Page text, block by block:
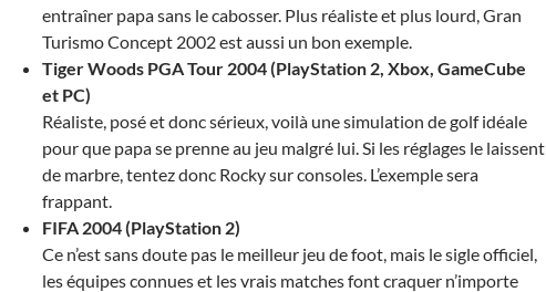
entraîner papa sans le cabosser. Plus réaliste et plus lourd, Gran
Turismo Concept 2002 est aussi un bon exemple.
Tiger Woods PGA Tour 2004 (PlayStation 2, Xbox, GameCube
et PC)
Réaliste, posé et donc sérieux, voilà une simulation de golf idéale
pour que papa se prenne au jeu malgré lui. Si les réglages le laissent
de marbre, tentez donc Rocky sur consoles. L’exemple sera
frappant.
FIFA 2004 (PlayStation 2)
Ce n’est sans doute pas le meilleur jeu de foot, mais le sigle officiel,
les équipes connues et les vrais matches font craquer n’importe